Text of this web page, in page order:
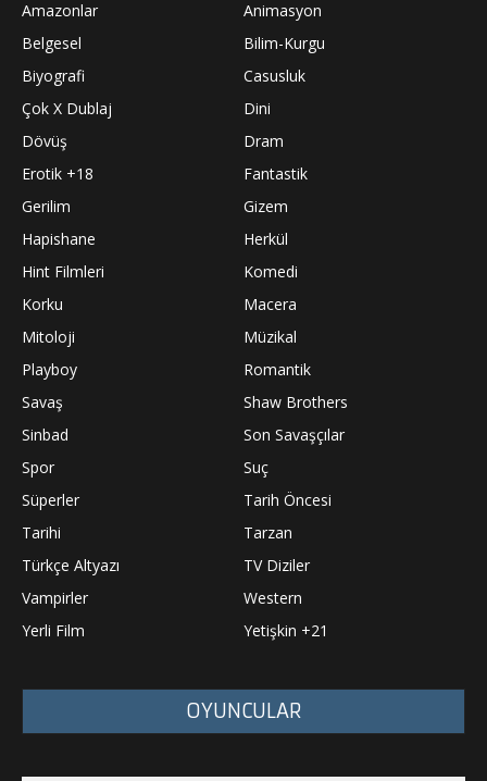
Amazonlar
Animasyon
Belgesel
Bilim-Kurgu
Biyografi
Casusluk
Çok X Dublaj
Dini
Dövüş
Dram
Erotik +18
Fantastik
Gerilim
Gizem
Hapishane
Herkül
Hint Filmleri
Komedi
Korku
Macera
Mitoloji
Müzikal
Playboy
Romantik
Savaş
Shaw Brothers
Sinbad
Son Savaşçılar
Spor
Suç
Süperler
Tarih Öncesi
Tarihi
Tarzan
Türkçe Altyazı
TV Diziler
Vampirler
Western
Yerli Film
Yetişkin +21
OYUNCULAR